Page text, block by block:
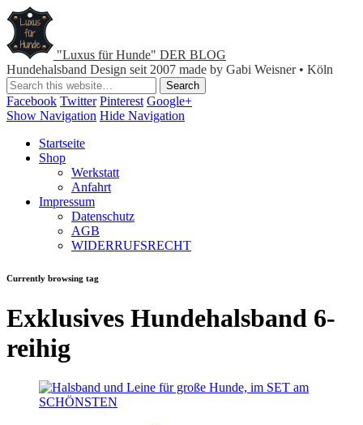
"Luxus für Hunde" DER BLOG
Hundehalsband Design seit 2007 made by Gabi Weisner • Köln
Facebook Twitter Pinterest Google+
Show Navigation Hide Navigation
Startseite
Shop
Werkstatt
Anfahrt
Impressum
Datenschutz
AGB
WIDERRUFSRECHT
Currently browsing tag
Exklusives Hundehalsband 6-
reihig